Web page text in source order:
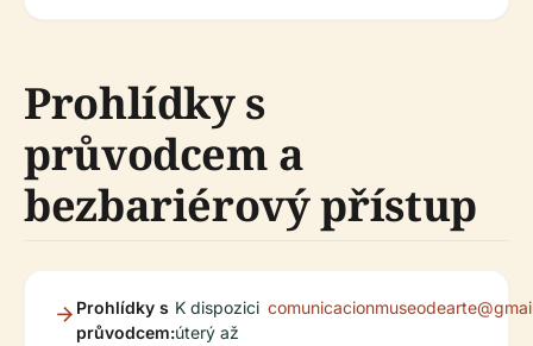
Prohlídky s
průvodcem a
bezbariérový přístup
Prohlídky s
průvodcem:
K dispozici
úterý až